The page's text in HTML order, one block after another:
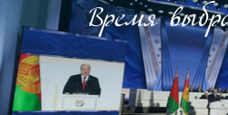
Время